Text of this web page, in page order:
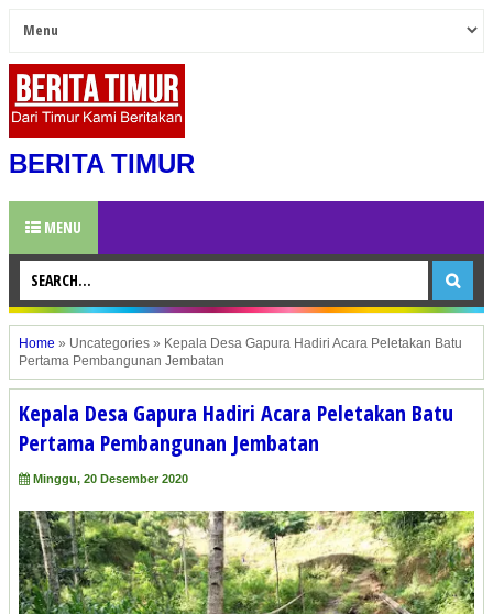
BERITA TIMUR
MENU
Home » Uncategories » Kepala Desa Gapura Hadiri Acara Peletakan Batu
Pertama Pembangunan Jembatan
Kepala Desa Gapura Hadiri Acara Peletakan Batu
Pertama Pembangunan Jembatan
Minggu, 20 Desember 2020